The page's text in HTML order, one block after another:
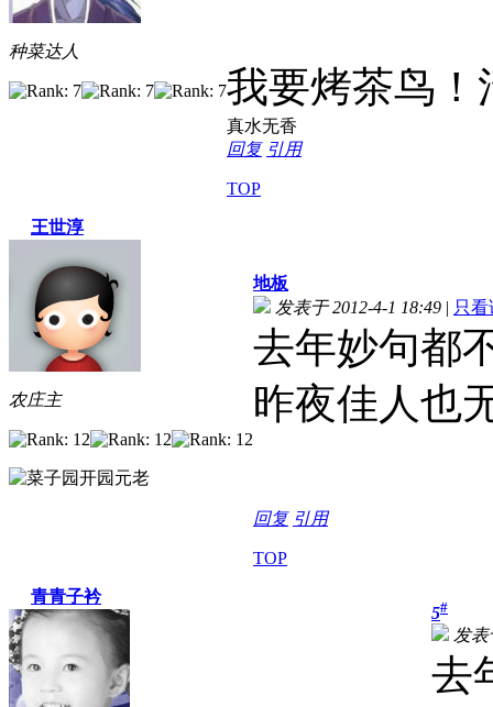
种菜达人
我要烤茶鸟！
真水无香
回复 引用
TOP
王世淳
农庄主
地板
发表于 2012-4-1 18:49 | 只
去年妙句都
昨夜佳人也
回复 引用
TOP
青青子衿
5#
发表
去